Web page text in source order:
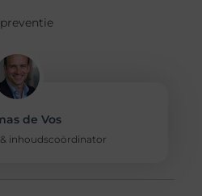
de Vos
inhoudscoördinator